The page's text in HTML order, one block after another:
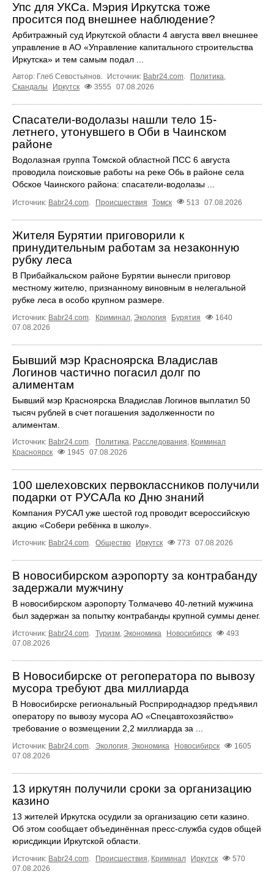
Упс для УКСа. Мэрия Иркутска тоже
просится под внешнее наблюдение?
Арбитражный суд Иркутской области 4 августа ввел внешнее
управление в АО «Управление капитального строительства
Иркутска» и тем самым подал ...
Автор: Глеб Севостьянов. Источник: Babr24.com. Политика,
Скандалы
Иркутск 3555 07.08.2026
Спасатели-водолазы нашли тело 15-
летнего, утонувшего в Оби в Чаинском
районе
Водолазная группа Томской областной ПСС 6 августа
проводила поисковые работы на реке Обь в районе села
Обское Чаинского района: спасатели-водолазы ...
Источник: Babr24.com Происшествия Томск 513 07.08.2026
Жителя Бурятии приговорили к
принудительным работам за незаконную
рубку леса
В Прибайкальском районе Бурятии вынесли приговор
местному жителю, признанному виновным в нелегальной
рубке леса в особо крупном размере.
Источник: Babr24.com Криминал Экология Бурятия
1640
07.08.2026
Бывший мэр Красноярска Владислав
Логинов частично погасил долг по
алиментам
Бывший мэр Красноярска Владислав Логинов выплатил 50
тысяч рублей в счет погашения задолженности по
алиментам.
Источник: Babr24.com Политика Расследования Криминал
Красноярск
1945 07.08.2026
100 шелеховских первоклассников получили
подарки от РУСАЛа ко Дню знаний
Компания РУСАЛ уже шестой год проводит всероссийскую
акцию «Собери ребёнка в школу».
Источник: Babr24.com. Общество Иркутск 773 07.08.2026
В новосибирском аэропорту за контрабанду
задержали мужчину
В новосибирском аэропорту Толмачево 40-летний мужчина
был задержан за попытку контрабанды крупной суммы денег.
Источник: Babr24.com. Туризм, Экономика Новосибирск
493
07.08.2026
В Новосибирске от регоператора по вывозу
мусора требуют два миллиарда
В Новосибирске региональный Росприроднадзор предъявил
оператору по вывозу мусора АО «Спецавтохозяйство»
требование о возмещении 2,2 миллиарда за ...
Источник: Babr24.com. Экология, Экономика Новосибирск
1605
07.08.2026
13 иркутян получили сроки за организацию
казино
13 жителей Иркутска осудили за организацию сети казино.
Об этом сообщает объединённая пресс‑служба судов общей
юрисдикции Иркутской области.
Источник: Babr24.com. Происшествия, Криминал Иркутск
570
07.08.2026